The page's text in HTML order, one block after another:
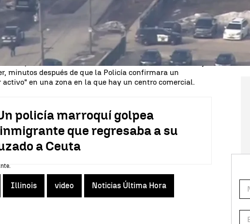
por la cadena de televisión estadounidense CNN han
los heridos hay al menos cuatro agentes,
si bien por el
sobre la gravedad de su estado.
, ha dicho la Alcaldía de Aurora en un breve mensaje
minutos después de que la Policía confirmara un
en una zona en la que hay un centro comercial.
policía marroquí golpea
que regresaba a su
a Ceuta
Illinois video Noticias Última Hora